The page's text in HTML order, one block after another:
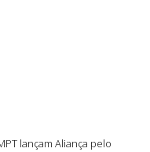
lançam Aliança pelo